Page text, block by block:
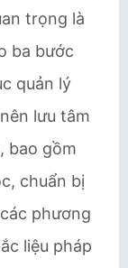
trọng là
ba bước
quản lý
lưu tâm
bao gồm
chuẩn bị
phương
liệu pháp